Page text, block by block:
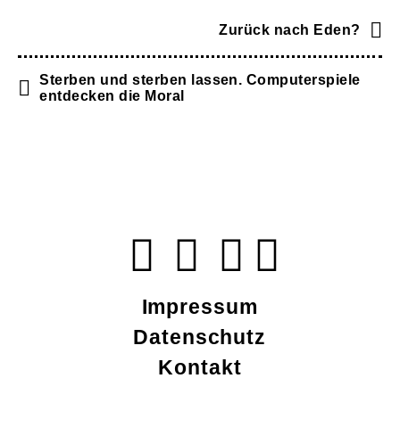
Zurück nach Eden?
Sterben und sterben lassen. Computerspiele
entdecken die Moral
Impressum
Datenschutz
Kontakt